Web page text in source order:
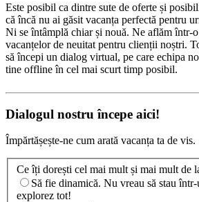
Este posibil ca dintre sute de oferte și
că încă nu ai găsit vacanța perfectă pentru
Ni se întâmplă chiar și nouă. Ne aflăm într-o
vacanțelor de neuitat pentru clienții noștri.
să începi un dialog virtual, pe care echipa
tine offline în cel mai scurt timp posibil.
Dialogul nostru începe aici!
Împărtășește-ne cum arată vacanța ta de vis.
Ce îți dorești cel mai mult și mai mult de
Să fie dinamică. Nu vreau să stau
explorez tot!